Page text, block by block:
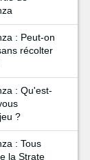
: Peut-on
récolter
: Qu'est-
?
: Tous
la Strate